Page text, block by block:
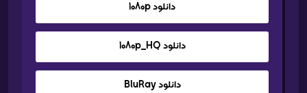
دانلود 1080p
دانلود 1080p_HQ
دانلود BluRay